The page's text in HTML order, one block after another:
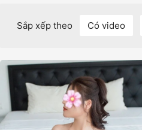
Sắp xếp theo Có video